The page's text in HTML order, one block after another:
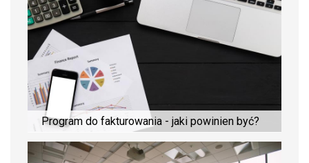
Program do fakturowania - jaki powinien być?